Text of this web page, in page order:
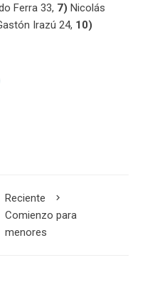
Ferra 33, 7) Nicolás
Irazú 24, 10)
Reciente
Comienzo para
menores